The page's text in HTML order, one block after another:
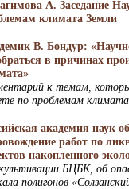
А. Заседание
климата Земли
В. Бондур:
в причинах
к темам,
по проблемам
академия наук
работ по
накопленного
БЦБК, об
полигонов